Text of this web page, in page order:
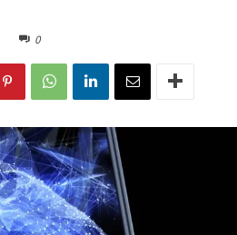
0